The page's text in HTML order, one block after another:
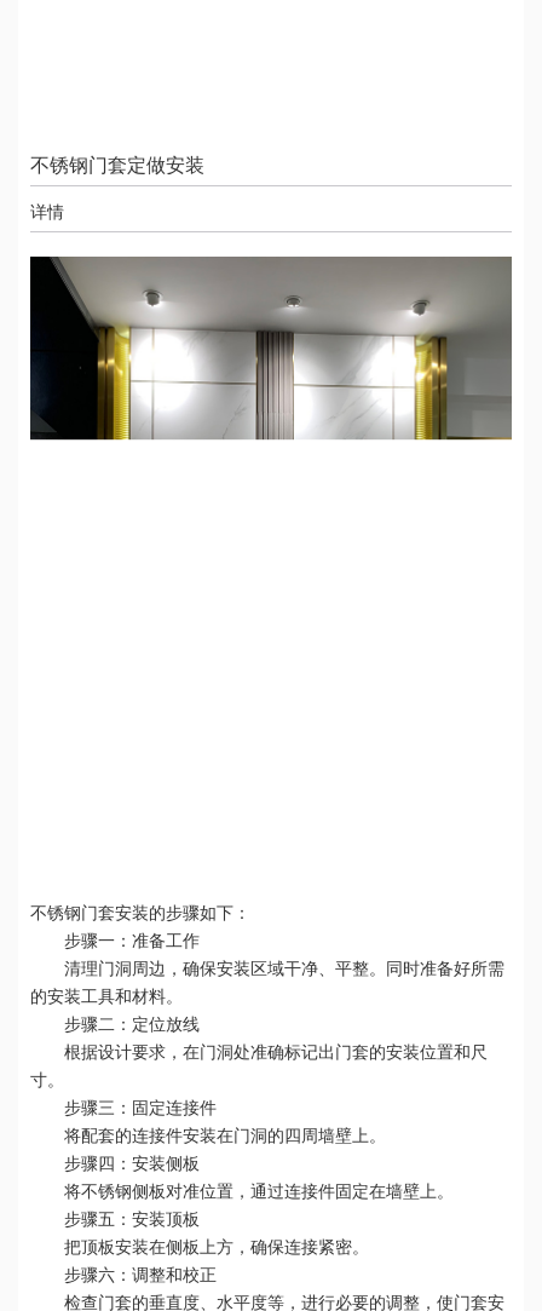
不锈钢门套定做安装
详情
不锈钢门套安装的步骤如下：
步骤一：准备工作
清理门洞周边，确保安装区域干净、平整。同时准备好所需
的安装工具和材料。
步骤二：定位放线
根据设计要求，在门洞处准确标记出门套的安装位置和尺
寸。
步骤三：固定连接件
将配套的连接件安装在门洞的四周墙壁上。
步骤四：安装侧板
将不锈钢侧板对准位置，通过连接件固定在墙壁上。
步骤五：安装顶板
把顶板安装在侧板上方，确保连接紧密。
步骤六：调整和校正
检查门套的垂直度、水平度等，进行必要的调整，使门套安